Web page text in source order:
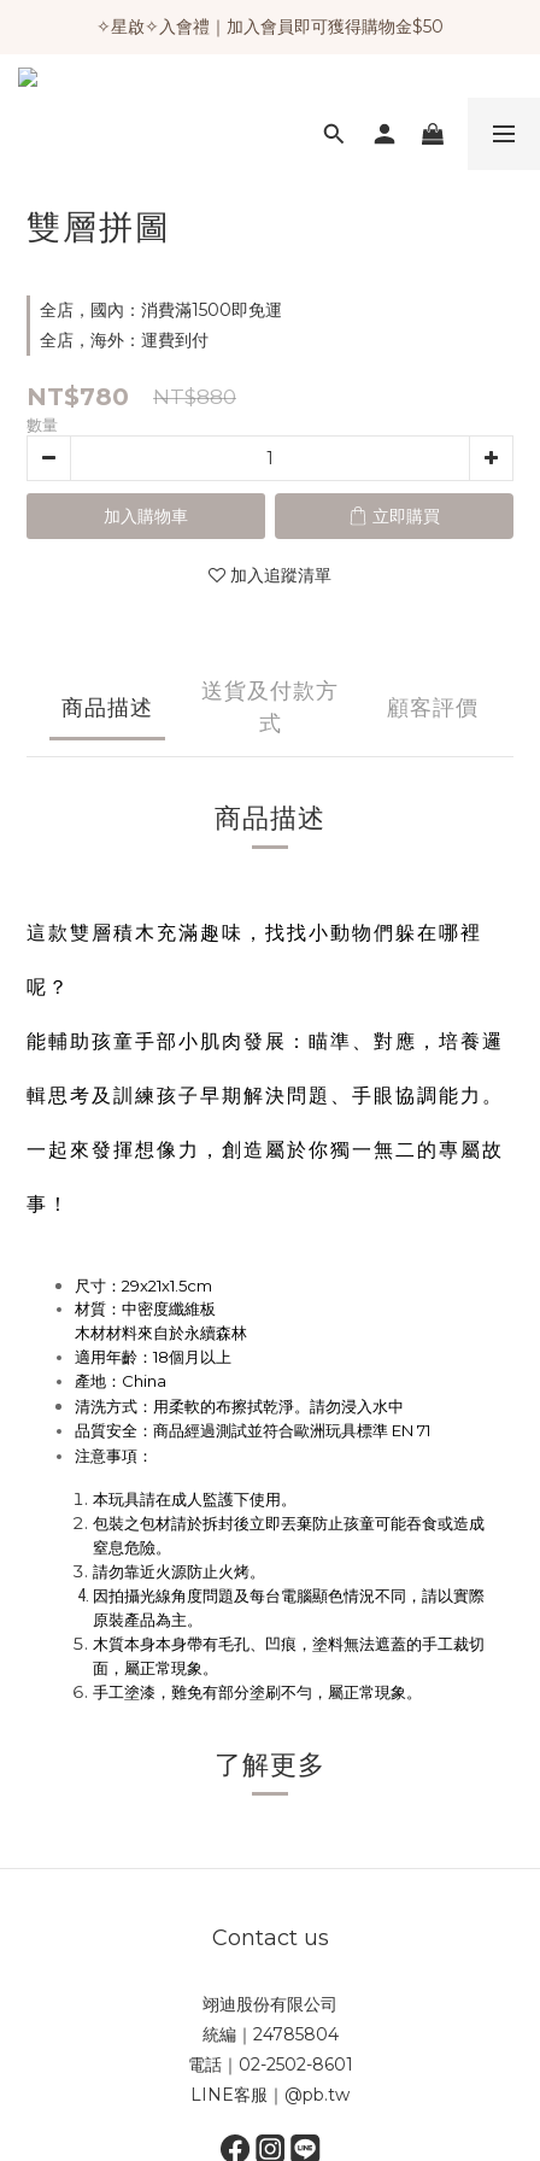
✧星啟✧入會禮｜加入會員即可獲得購物金$50
雙層拼圖
全店，國內：消費滿1500即免運
全店，海外：運費到付
NT$780 NT$880
數量
加入購物車 立即購買
加入追蹤清單
商品描述
送貨及付款方
式
顧客評價
商品描述
這款雙層積木充滿趣味，找找小動物們躲在哪裡
呢？
能輔助孩童手部小肌肉發展：瞄準、對應，培養邏
輯思考及訓練孩子早期解決問題、手眼協調能力。
一起來發揮想像力，創造屬於你獨一無二的專屬故
事！
尺寸：29x21x1.5cm
材質 ：中密度纖維板
木材材料來自於永續森林
適用年齡：18個月以上
產地：China
清洗方式： 用柔軟的布擦拭乾淨。請勿浸入水中
品質安全： 商品經過測試並符合歐洲玩具標準 EN 71
注意事項：
本玩具請在成人監護下使用。
包裝之包材請於拆封後立即丟棄防止孩童可能吞食或造成
窒息危險。
請勿靠近火源防止火烤。
因拍攝光線角度問題及每台電腦顯色情況不同，請以實際
原裝產品為主。
木質本身本身帶有毛孔、凹痕，塗料無法遮蓋的手工裁切
面，屬正常現象。
手工塗漆，難免有部分塗刷不勻，屬正常現象。
了解更多
Contact us
翊迪股份有限公司
統編｜24785804
電話｜02-2502-8601
LINE客服｜@pb.tw